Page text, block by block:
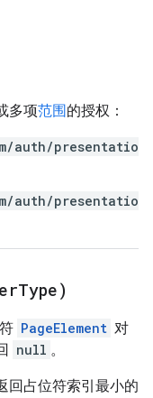
多项范围的授权：
auth/presentatio
auth/presentatio
Type)
PageElement 对
null 。
回占位符索引最小的